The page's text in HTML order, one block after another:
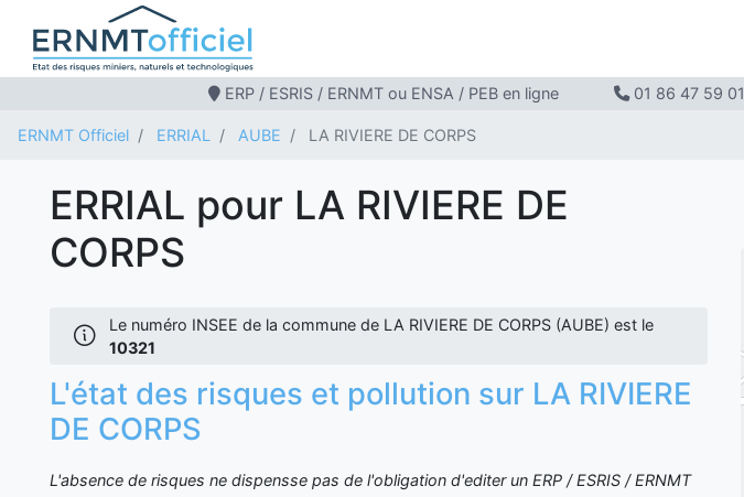
ERP / ESRIS / ERNMT ou ENSA / PEB en ligne 01 86 47 59 01
ERNMT Officiel ERRIAL AUBE LA RIVIERE DE CORPS
ERRIAL pour LA RIVIERE DE
CORPS
Le numéro INSEE de la commune de LA RIVIERE DE CORPS (AUBE) est le
10321
L'état des risques et pollution sur LA RIVIERE
DE CORPS
L'absence de risques ne dispensse pas de l'obligation d'editer un ERP / ESRIS / ERNMT